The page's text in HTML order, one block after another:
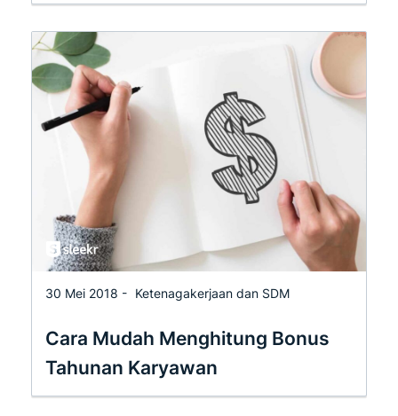
30 Mei 2018 - Ketenagakerjaan dan SDM
Cara Mudah Menghitung Bonus
Tahunan Karyawan